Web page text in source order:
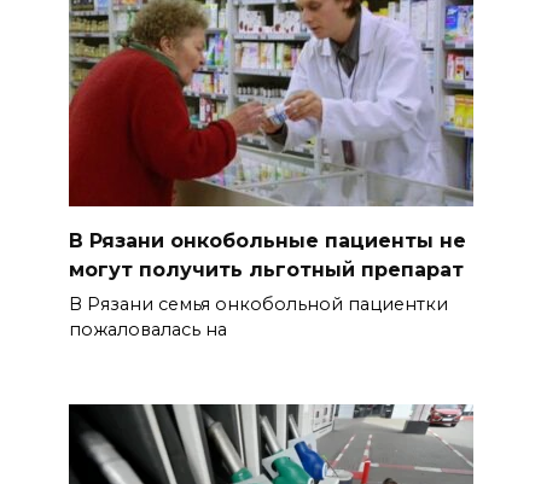
В Рязани онкобольные пациенты не
могут получить льготный препарат
В Рязани семья онкобольной пациентки
пожаловалась на